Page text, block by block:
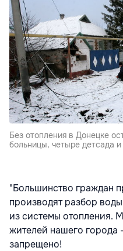
Без отопления в Донецке
больницы, четыре детсада
"Большинство граждан
производят разбор
из системы отопления.
жителей нашего города
запрещено!